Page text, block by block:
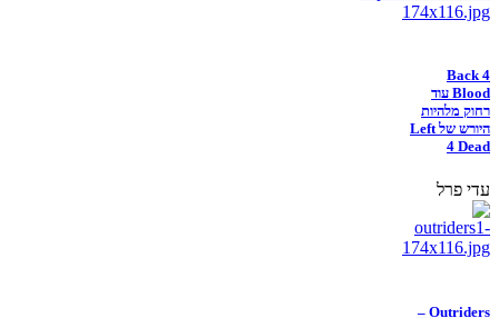
Back 4
Blood עוד
רחוק מלהיות
היורש של Left
4 Dead
עדי פרל
Outriders –